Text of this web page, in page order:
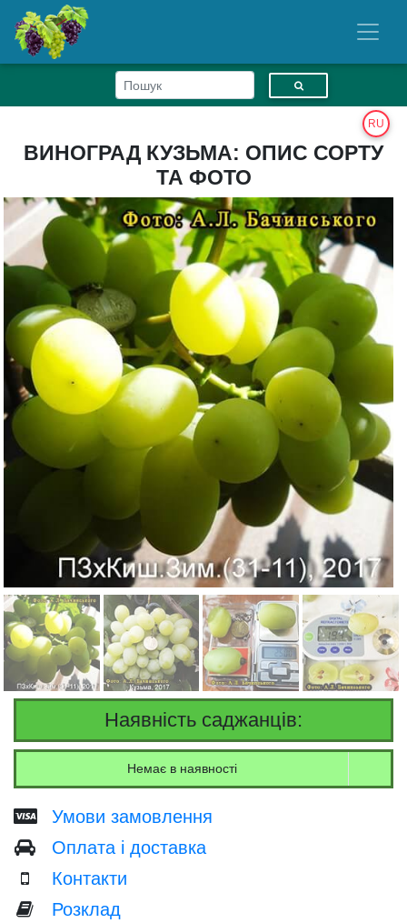
RU
ВИНОГРАД КУЗЬМА: ОПИС СОРТУ
ТА ФОТО
Наявність саджанців:
Немає в наявності
Умови замовлення
Оплата і доставка
Контакти
Розклад